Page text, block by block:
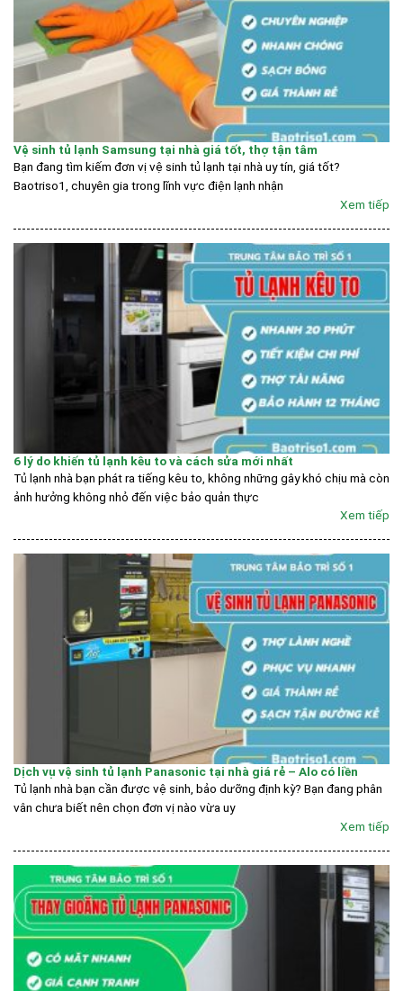
Vệ sinh tủ lạnh Samsung tại nhà giá tốt, thợ tận tâm
Bạn đang tìm kiếm đơn vị vệ sinh tủ lạnh tại nhà uy tín, giá tốt?
Baotriso1, chuyên gia trong lĩnh vực điện lạnh nhận
Xem tiếp
6 lý do khiến tủ lạnh kêu to và cách sửa mới nhất
Tủ lạnh nhà bạn phát ra tiếng kêu to, không những gây khó chịu mà còn
ảnh hưởng không nhỏ đến việc bảo quản thực
Xem tiếp
Dịch vụ vệ sinh tủ lạnh Panasonic tại nhà giá rẻ – Alo có liền
Tủ lạnh nhà bạn cần được vệ sinh, bảo dưỡng định kỳ? Bạn đang phân
vân chưa biết nên chọn đơn vị nào vừa uy
Xem tiếp